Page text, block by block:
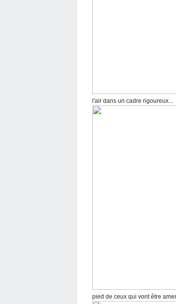
l'air dans un cadre rigoureux...
pied de ceux qui vont être